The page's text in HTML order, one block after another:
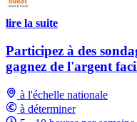
lire la suite
Participez à des
gagnez de l'argent
à l'échelle nationale
à déterminer